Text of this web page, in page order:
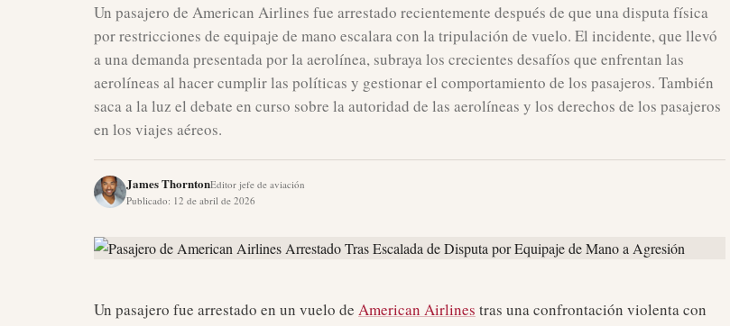
Un pasajero de American Airlines fue arrestado recientemente después de que una disputa física
por restricciones de equipaje de mano escalara con la tripulación de vuelo. El incidente, que llevó
a una demanda presentada por la aerolínea, subraya los crecientes desafíos que enfrentan las
aerolíneas al hacer cumplir las políticas y gestionar el comportamiento de los pasajeros. También
saca a la luz el debate en curso sobre la autoridad de las aerolíneas y los derechos de los pasajeros
en los viajes aéreos.
James ThorntonEditor jefe de aviación
Publicado: 12 de abril de 2026
Un pasajero fue arrestado en un vuelo de American Airlines tras una confrontación violenta con